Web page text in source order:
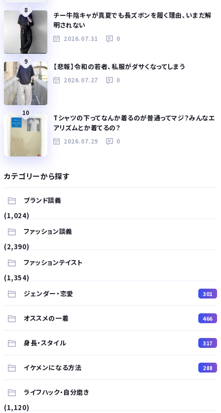
8
チー牛陰キャが真夏でも長ズボンを履く理由、いまだ解
明されない
2026.07.31 0
9
【悲報】令和の若者、私服がダサくなってしまう
2026.07.27 0
10
Tシャツの下ってなんか着るのが普通ってマジ？みんなエ
アリズムとか着てるの？
2026.07.29 0
カテゴリーから探す
ブランド談義
(1,024)
ファッション談義
(2,390)
ファッションテイスト
(1,354)
ジェンダー・恋愛
301
オススメの一着 466
身長・スタイル 317
イケメンになる方法 288
ライフハック・自分磨き
(1,120)